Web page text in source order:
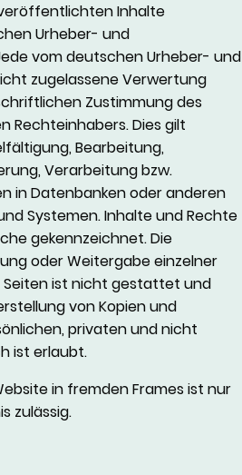
Inhalte
Urheber- und
vom deutschen Urheber- und
zugelassene Verwertung
Zustimmung des
Rechteinhabers. Dies gilt
Bearbeitung,
Verarbeitung bzw.
in Datenbanken oder anderen
Systemen. Inhalte und Rechte
gekennzeichnet. Die
oder Weitergabe einzelner
ist nicht gestattet und
von Kopien und
privaten und nicht
ist erlaubt.
in fremden Frames ist nur
zulässig.